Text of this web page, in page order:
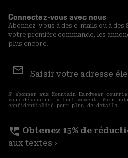
Connectez-vous avec nous
Abonnez-vous à des e-mails ou à des
votre première commande, les
plus encore.
aux
courriels
S′ abonner aux Mountain Hardwear
vous désabonner à tout moment. Voir
confidentialité pour plus de détails.
perm_phone_msg Obtenez 15% de
aux textes ›